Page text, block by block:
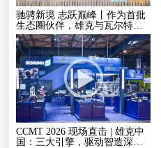
驰骋新境 志跃巅峰丨作为首批
生态圈伙伴，雄克与瓦尔特、
巴索共启精密制造新篇章
CCMT 2026 现场直击 | 雄克中
国：三大引擎，驱动智造深化